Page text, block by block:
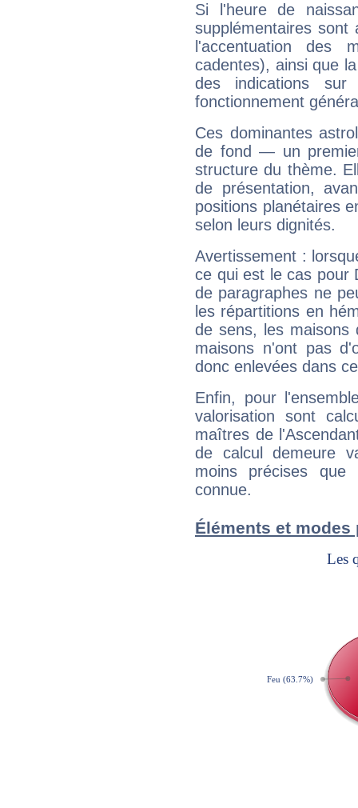
Si l'heure de
supplémentaires sont
l'accentuation des
cadentes), ainsi que
des indications sur
fonctionnement
Ces dominantes
de fond — un
structure du thème.
de présentation,
positions planétaires
selon leurs dignités.
Avertissement :
ce qui est le cas pour
de paragraphes ne
les répartitions en
de sens, les maisons
maisons n'ont pas
donc enlevées dans
Enfin, pour
valorisation sont
maîtres de
de calcul demeure
moins précises que
connue.
Éléments et modes